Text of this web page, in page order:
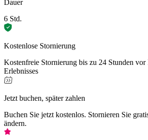
Dauer
6 Std.
Kostenlose Stornierung
Kostenfreie Stornierung bis zu 24 Stunden vor
Erlebnisses
Jetzt buchen, später zahlen
Buchen Sie jetzt kostenlos. Stornieren Sie
ändern.